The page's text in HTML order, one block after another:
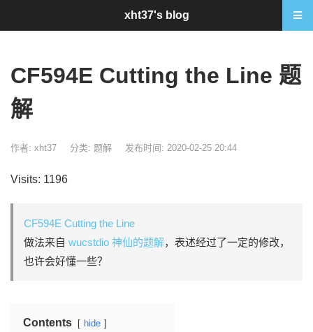
CF594E Cutting the Line 题
解
作者: xht37 分类: 题解 发布时间: 2020-02-25 20:44
Visits: 1196
CF594E Cutting the Line
做法来自 wucstdio 神仙的题解，表述经过了一定的修改，
也许会好懂一些？
Contents hide
xht37's blog